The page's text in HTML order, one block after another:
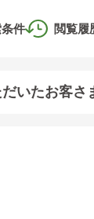
閲覧履
件
いたお客さ